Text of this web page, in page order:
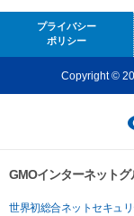
プライバシー
ポリシー
Copyright ©
GMOインターネット
世界初総合ネットセキュ